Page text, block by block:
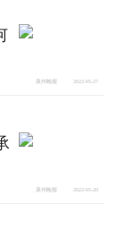
泉州晚报 2022-05-27
泉州晚报 2022-05-20